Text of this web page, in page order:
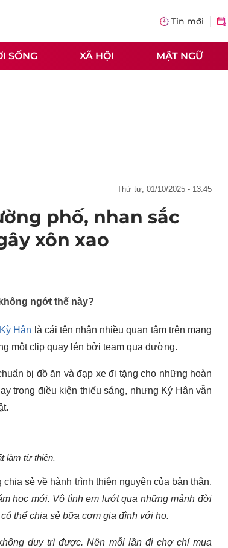
Tin mới
SỐNG XÃ HỘI MẬT NGỮ
thứ tư, 01/10/2025 - 13:45
phố, nhan sắc
xôn xao
ngớt thế này?
Kỳ Hân là cái tên nhận nhiều quan tâm trên mạng
một clip quay lén bởi team qua đường.
bị đồ ăn và đạp xe đi tặng cho những hoàn
trong điều kiện thiếu sáng, nhưng Ký Hân vẫn
làm từ thiện.
sẻ về hành trình thiện nguyện của bản thân.
học mới. Vô tình em lướt qua những mảnh đời
thể chia sẻ bữa cơm gia đình với họ.
duy trì được. Nên mỗi lần đi chợ chỉ mua